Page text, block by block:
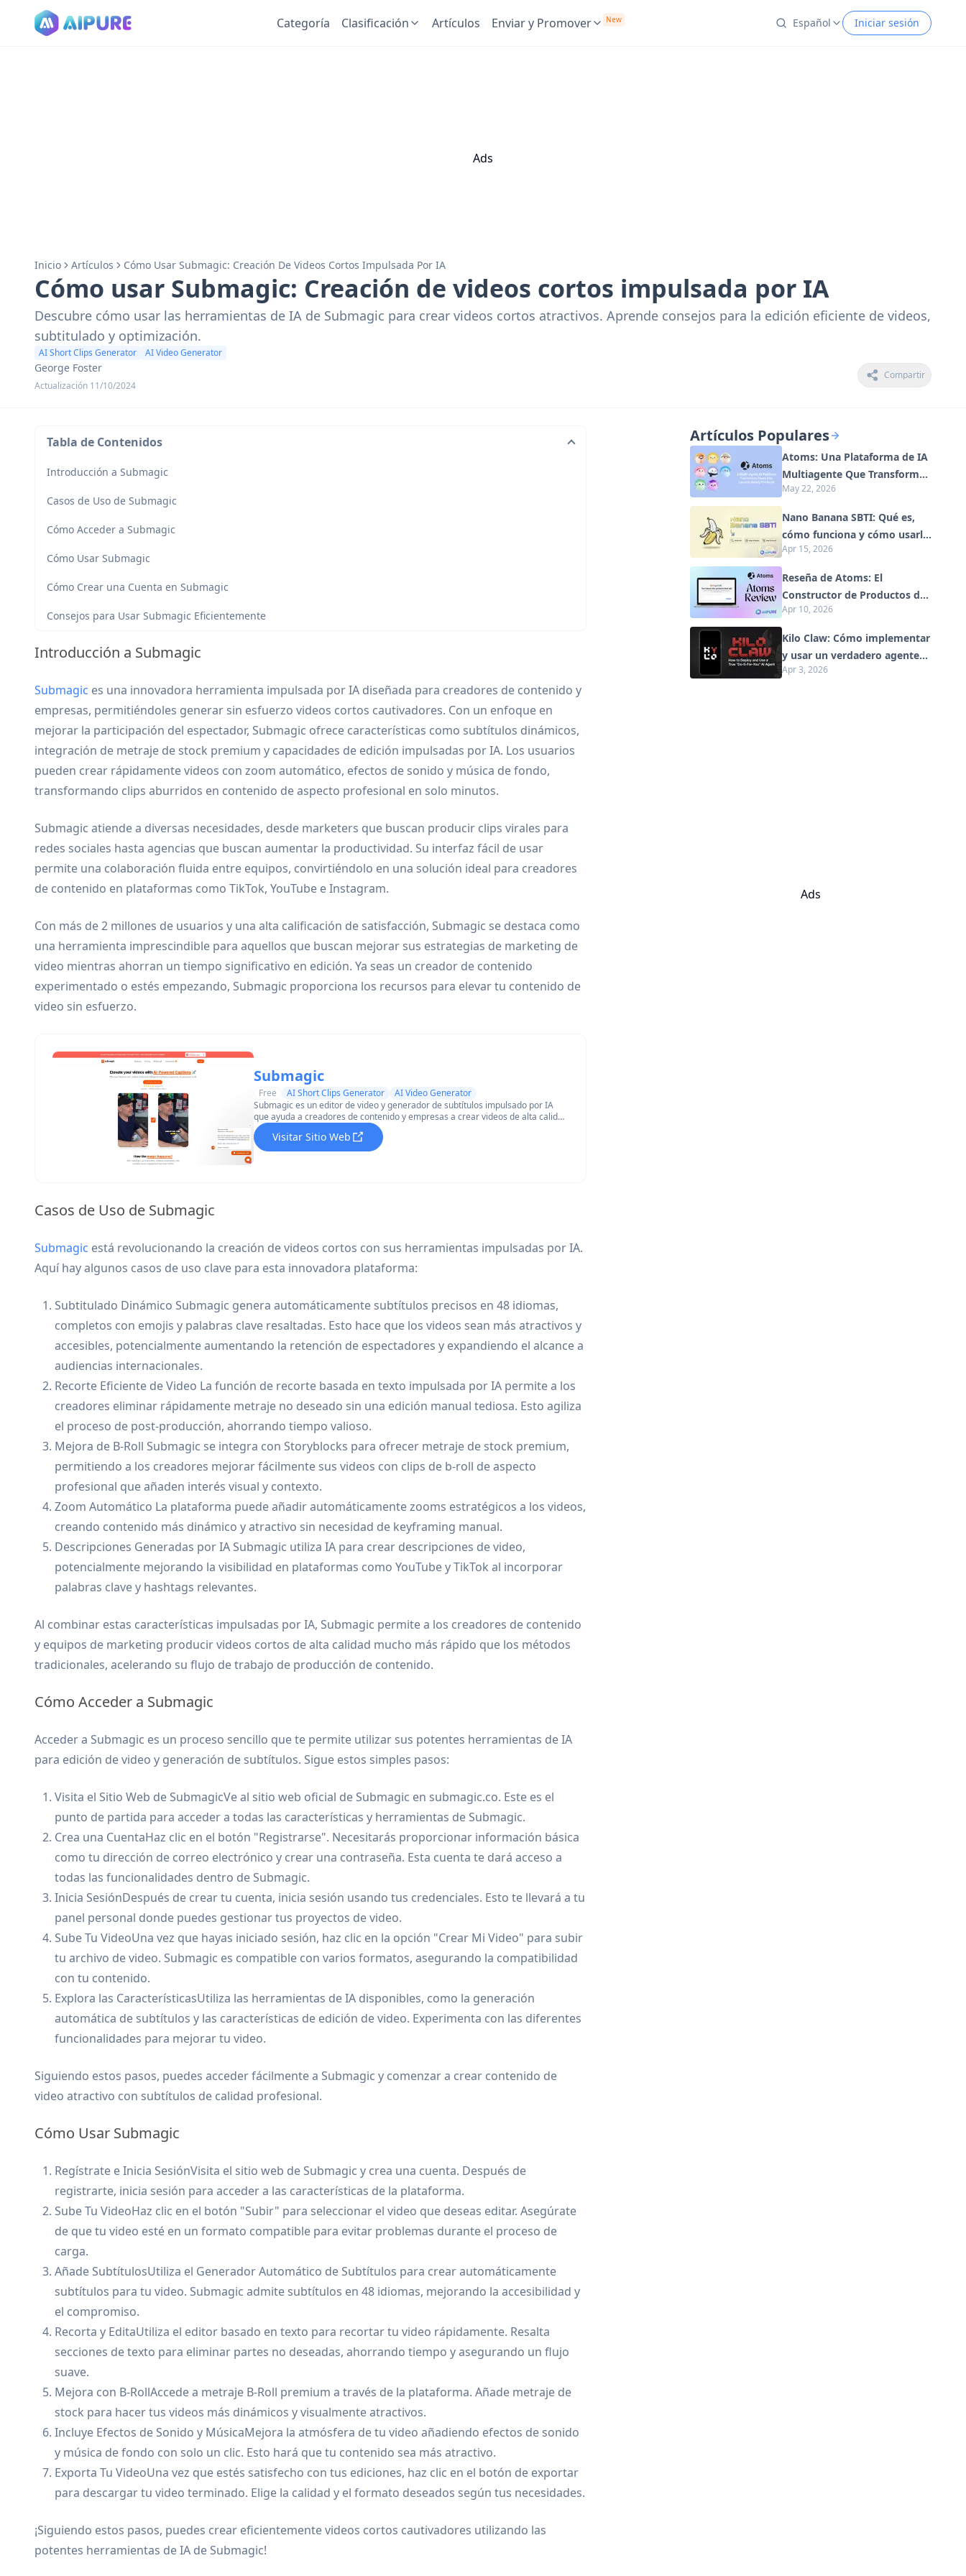
Categoría Clasificación Artículos Enviar y Promover New Español Iniciar sesión
Ads
Inicio Artículos Cómo Usar Submagic: Creación De Videos Cortos Impulsada Por IA
Cómo usar Submagic: Creación de videos cortos impulsada por IA
Descubre cómo usar las herramientas de IA de Submagic para crear videos cortos atractivos. Aprende consejos para la edición eficiente de videos,
subtitulado y optimización.
AI Short Clips Generator AI Video Generator
George Foster
Actualización 11/10/2024
Compartir
Tabla de Contenidos
Introducción a Submagic
Casos de Uso de Submagic
Cómo Acceder a Submagic
Cómo Usar Submagic
Cómo Crear una Cuenta en Submagic
Consejos para Usar Submagic Eficientemente
Introducción a Submagic
Submagic es una innovadora herramienta impulsada por IA diseñada para creadores de contenido y
empresas, permitiéndoles generar sin esfuerzo videos cortos cautivadores. Con un enfoque en
mejorar la participación del espectador, Submagic ofrece características como subtítulos dinámicos,
integración de metraje de stock premium y capacidades de edición impulsadas por IA. Los usuarios
pueden crear rápidamente videos con zoom automático, efectos de sonido y música de fondo,
transformando clips aburridos en contenido de aspecto profesional en solo minutos.
Submagic atiende a diversas necesidades, desde marketers que buscan producir clips virales para
redes sociales hasta agencias que buscan aumentar la productividad. Su interfaz fácil de usar
permite una colaboración fluida entre equipos, convirtiéndolo en una solución ideal para creadores
de contenido en plataformas como TikTok, YouTube e Instagram.
Con más de 2 millones de usuarios y una alta calificación de satisfacción, Submagic se destaca como
una herramienta imprescindible para aquellos que buscan mejorar sus estrategias de marketing de
video mientras ahorran un tiempo significativo en edición. Ya seas un creador de contenido
experimentado o estés empezando, Submagic proporciona los recursos para elevar tu contenido de
video sin esfuerzo.
Submagic
Free AI Short Clips Generator
AI Video Generator
Submagic es un editor de video y generador de subtítulos impulsado por IA
que ayuda a creadores de contenido y empresas a crear videos de alta calidad
de manera rápida y eficiente.
Visitar Sitio Web
Casos de Uso de Submagic
Submagic está revolucionando la creación de videos cortos con sus herramientas impulsadas por IA.
Aquí hay algunos casos de uso clave para esta innovadora plataforma:
Subtitulado Dinámico Submagic genera automáticamente subtítulos precisos en 48 idiomas,
completos con emojis y palabras clave resaltadas. Esto hace que los videos sean más atractivos y
accesibles, potencialmente aumentando la retención de espectadores y expandiendo el alcance a
audiencias internacionales.
Recorte Eficiente de Video La función de recorte basada en texto impulsada por IA permite a los
creadores eliminar rápidamente metraje no deseado sin una edición manual tediosa. Esto agiliza
el proceso de post-producción, ahorrando tiempo valioso.
Mejora de B-Roll Submagic se integra con Storyblocks para ofrecer metraje de stock premium,
permitiendo a los creadores mejorar fácilmente sus videos con clips de b-roll de aspecto
profesional que añaden interés visual y contexto.
Zoom Automático La plataforma puede añadir automáticamente zooms estratégicos a los videos,
creando contenido más dinámico y atractivo sin necesidad de keyframing manual.
Descripciones Generadas por IA Submagic utiliza IA para crear descripciones de video,
potencialmente mejorando la visibilidad en plataformas como YouTube y TikTok al incorporar
palabras clave y hashtags relevantes.
Al combinar estas características impulsadas por IA, Submagic permite a los creadores de contenido
y equipos de marketing producir videos cortos de alta calidad mucho más rápido que los métodos
tradicionales, acelerando su flujo de trabajo de producción de contenido.
Cómo Acceder a Submagic
Acceder a Submagic es un proceso sencillo que te permite utilizar sus potentes herramientas de IA
para edición de video y generación de subtítulos. Sigue estos simples pasos:
Visita el Sitio Web de SubmagicVe al sitio web oficial de Submagic en submagic.co. Este es el
punto de partida para acceder a todas las características y herramientas de Submagic.
Crea una CuentaHaz clic en el botón "Registrarse". Necesitarás proporcionar información básica
como tu dirección de correo electrónico y crear una contraseña. Esta cuenta te dará acceso a
todas las funcionalidades dentro de Submagic.
Inicia SesiónDespués de crear tu cuenta, inicia sesión usando tus credenciales. Esto te llevará a tu
panel personal donde puedes gestionar tus proyectos de video.
Sube Tu VideoUna vez que hayas iniciado sesión, haz clic en la opción "Crear Mi Video" para subir
tu archivo de video. Submagic es compatible con varios formatos, asegurando la compatibilidad
con tu contenido.
Explora las CaracterísticasUtiliza las herramientas de IA disponibles, como la generación
automática de subtítulos y las características de edición de video. Experimenta con las diferentes
funcionalidades para mejorar tu video.
Siguiendo estos pasos, puedes acceder fácilmente a Submagic y comenzar a crear contenido de
video atractivo con subtítulos de calidad profesional.
Cómo Usar Submagic
Regístrate e Inicia SesiónVisita el sitio web de Submagic y crea una cuenta. Después de
registrarte, inicia sesión para acceder a las características de la plataforma.
Sube Tu VideoHaz clic en el botón "Subir" para seleccionar el video que deseas editar. Asegúrate
de que tu video esté en un formato compatible para evitar problemas durante el proceso de
carga.
Añade SubtítulosUtiliza el Generador Automático de Subtítulos para crear automáticamente
subtítulos para tu video. Submagic admite subtítulos en 48 idiomas, mejorando la accesibilidad y
el compromiso.
Recorta y EditaUtiliza el editor basado en texto para recortar tu video rápidamente. Resalta
secciones de texto para eliminar partes no deseadas, ahorrando tiempo y asegurando un flujo
suave.
Mejora con B-RollAccede a metraje B-Roll premium a través de la plataforma. Añade metraje de
stock para hacer tus videos más dinámicos y visualmente atractivos.
Incluye Efectos de Sonido y MúsicaMejora la atmósfera de tu video añadiendo efectos de sonido
y música de fondo con solo un clic. Esto hará que tu contenido sea más atractivo.
Exporta Tu VideoUna vez que estés satisfecho con tus ediciones, haz clic en el botón de exportar
para descargar tu video terminado. Elige la calidad y el formato deseados según tus necesidades.
¡Siguiendo estos pasos, puedes crear eficientemente videos cortos cautivadores utilizando las
potentes herramientas de IA de Submagic!
Artículos Populares
Atoms: Una Plataforma de IA
Multiagente Que Transforma
Ideas en Productos Listos
May 22, 2026
Nano Banana SBTI: Qué es,
cómo funciona y cómo usarlo
en 2026
Apr 15, 2026
Reseña de Atoms: El
Constructor de Productos de
IA que Redefine la Creación
Apr 10, 2026
Kilo Claw: Cómo implementar
y usar un verdadero agente
de IA "Hágalo por usted"
Apr 3, 2026
Ads